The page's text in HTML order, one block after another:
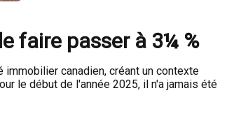
faire passer à 3¼ %
immobilier canadien, créant un contexte
le début de l'année 2025, il n'a jamais été